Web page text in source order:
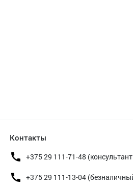
Контакты
+375 29 111-71-48
+375 29 111-13-04